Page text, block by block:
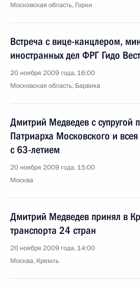
Московская область, Горки
Встреча с вице-канцлером,
иностранных дел ФРГ Гидо
20 ноября 2009 года, 16:00
Московская область, Барвиха
Дмитрий Медведев с супругой
Патриарха Московского и
с 63-летием
20 ноября 2009 года, 15:00
Москва
Дмитрий Медведев принял в
транспорта 24 стран
20 ноября 2009 года, 14:00
Москва, Кремль